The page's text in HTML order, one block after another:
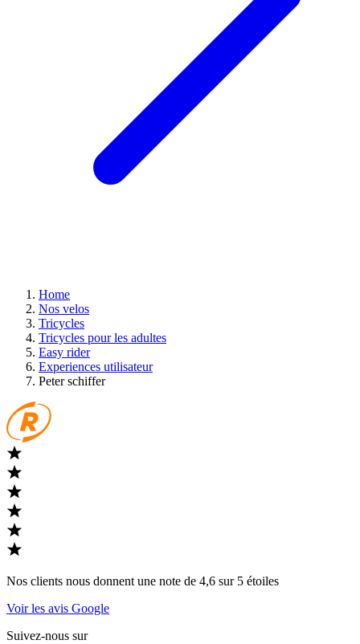
Home
Nos velos
Tricycles
Tricycles pour les adultes
Easy rider
Experiences utilisateur
Peter schiffer
Nos clients nous donnent une note de 4,6 sur 5 étoiles
Voir les avis Google
Suivez-nous sur